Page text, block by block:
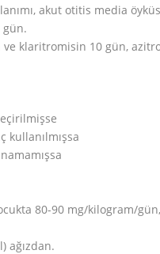
akut otitis media
gün.
klaritromisin 10 gün,
kullanılmışsa
80-90 mg/kilogram/
ağızdan.